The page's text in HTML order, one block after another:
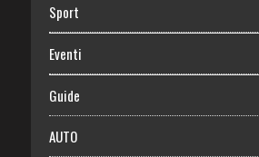
Sport
Eventi
Guide
AUTO